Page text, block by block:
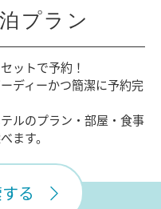
プラン
ットで予約！
ディーかつ簡潔に予約完
ルのプラン・部屋・食事
ます。
する